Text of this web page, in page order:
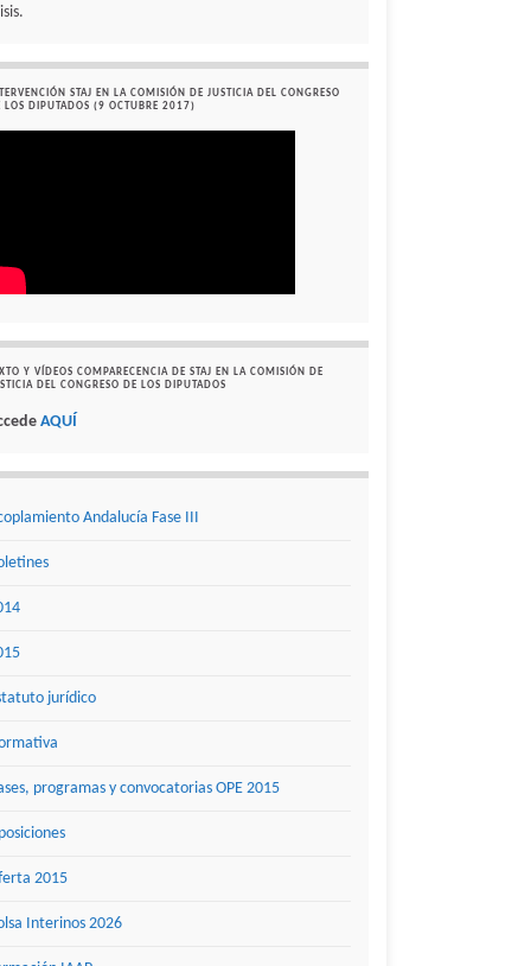
STAJ EN LA COMISIÓN DE JUSTICIA DEL CONGRESO
LOS DIPUTADOS (9 OCTUBRE 2017)
Y VÍDEOS COMPARECENCIA DE STAJ EN LA COMISIÓN DE
DEL CONGRESO DE LOS DIPUTADOS
AQUÍ
Andalucía Fase III
jurídico
programas y convocatorias OPE 2015
2015
Interinos 2026